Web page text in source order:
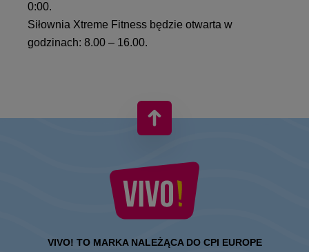
0:00.
Siłownia Xtreme Fitness będzie otwarta w
godzinach: 8.00 – 16.00.
VIVO! TO MARKA NALEŻĄCA DO CPI EUROPE